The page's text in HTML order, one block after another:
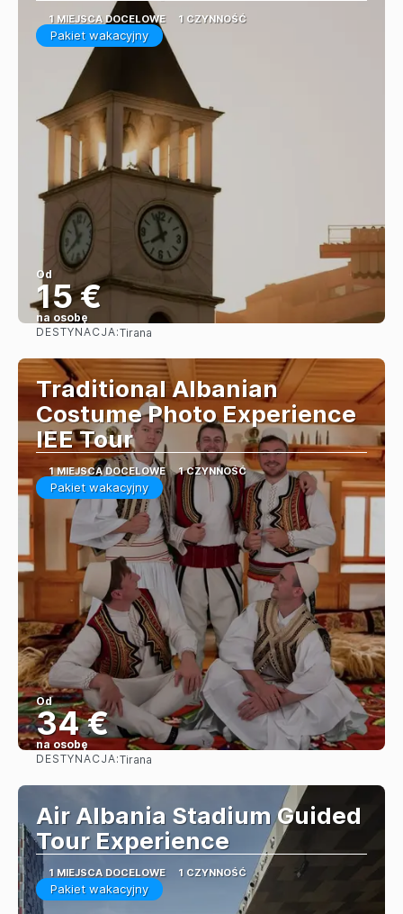
1 MIEJSCA DOCELOWE 1 CZYNNOŚĆ
Pakiet wakacyjny
Od
15 €
na osobę
DESTYNACJA:Tirana
Traditional Albanian
Costume Photo Experience
IEE Tour
1 MIEJSCA DOCELOWE 1 CZYNNOŚĆ
Pakiet wakacyjny
Od
34 €
na osobę
DESTYNACJA:Tirana
Air Albania Stadium Guided
Tour Experience
1 MIEJSCA DOCELOWE 1 CZYNNOŚĆ
Pakiet wakacyjny